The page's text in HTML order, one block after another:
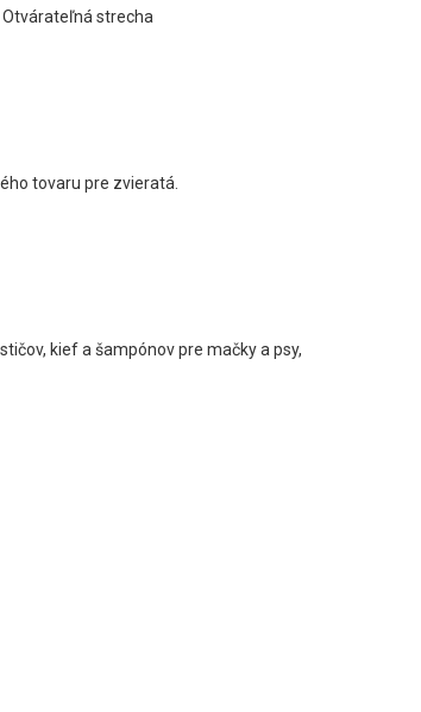
strecha
tovaru pre zvieratá.
kief a šampónov pre mačky a psy,